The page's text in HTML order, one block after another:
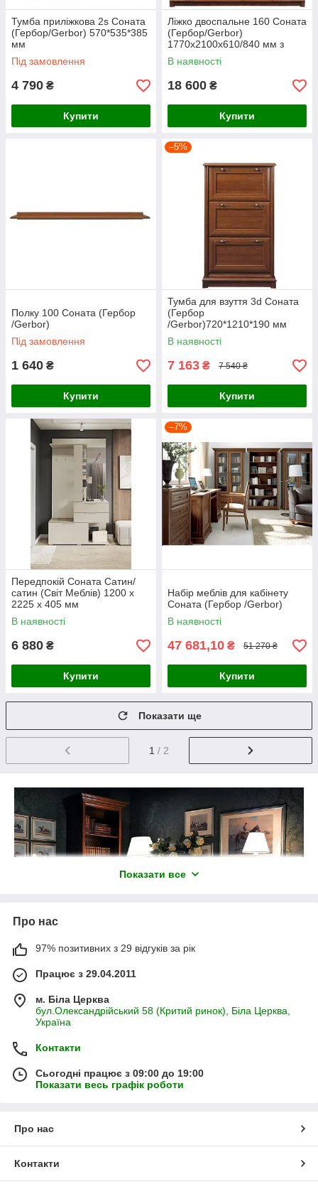
Тумба приліжкова 2s Соната
(Гербор/Gerbor) 570*535*385
мм
Під замовлення
4 790 ₴
Купити
Ліжко двоспальне 160 Соната
(Гербор/Gerbor)
1770х2100х610/840 мм з
ламельною основою
В наявності
18 600 ₴
Купити
Полку 100 Соната (Гербор
/Gerbor)
Під замовлення
1 640 ₴
Купити
–5%
Тумба для взуття 3d Соната
(Гербор
/Gerbor)720*1210*190 мм
В наявності
7 163 ₴ 7 540 ₴
Купити
Передпокій Соната Сатин/
сатин (Світ Меблів) 1200 х
2225 х 405 мм
В наявності
6 880 ₴
Купити
–7%
Набір меблів для кабінету
Соната (Гербор /Gerbor)
В наявності
47 681,10 ₴ 51 270 ₴
Купити
Показати ще
1 / 2
Показати все
Про нас
97% позитивних з 29 відгуків за рік
Працює з 29.04.2011
м. Біла Церква
бул.Олександрійський 58 (Критий ринок), Біла Церква,
Україна
Контакти
Сьогодні працює з 09:00 до 19:00
Показати весь графік роботи
Про нас
Контакти